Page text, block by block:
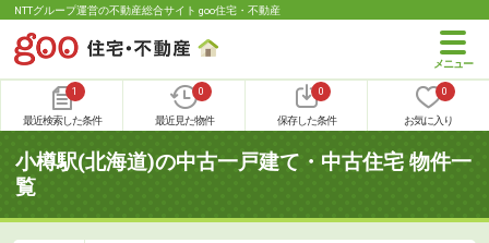
NTTグループ運営の不動産総合サイト goo住宅・不動産
1
最近検索した条件
0
最近見た物件
0
保存した条件
0
お気に入り
小樽駅(北海道)の中古一戸建て・中古住宅 物件一
覧